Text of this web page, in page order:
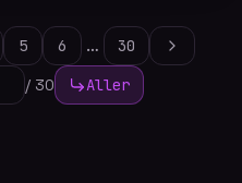
5 6 …
30
/ 30 Aller